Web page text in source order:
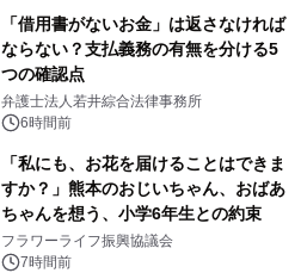
「借用書がないお金」は返さなければ
ならない？支払義務の有無を分ける5
つの確認点
弁護士法人若井綜合法律事務所
6時間前
「私にも、お花を届けることはできま
すか？」熊本のおじいちゃん、おばあ
ちゃんを想う、小学6年生との約束
フラワーライフ振興協議会
7時間前